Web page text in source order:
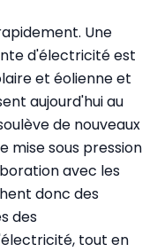
Une
d'électricité est
et éolienne et
aujourd'hui au
de nouveaux
mise sous pression
avec les
donc des
des
tout en